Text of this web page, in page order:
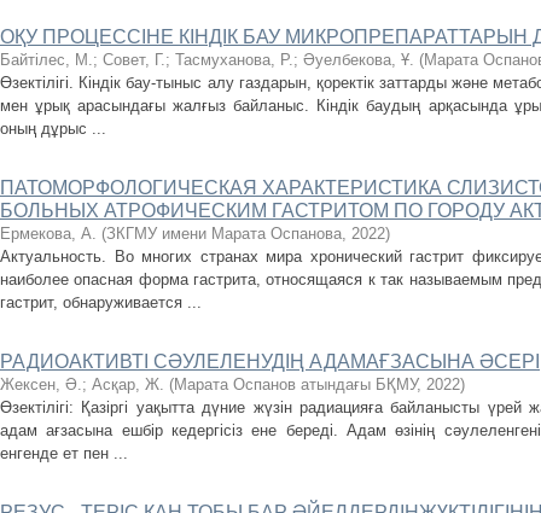
ОҚУ ПРОЦЕССІНЕ КІНДІК БАУ МИКРОПРЕПАРАТТАРЫН
Байтілеc, М.; Совет, Г.; Тасмуханова, Р.; Әуелбекова, Ұ. (Марата
Өзектілігі. Кіндік бау-тыныс алу газдарын, қоректік заттарды және
мен ұрық арасындағы жалғыз байланыс. Кіндік баудың арқасында
оның дұрыс ...
ПАТОМОРФОЛОГИЧЕСКАЯ ХАРАКТЕРИСТИКА
БОЛЬНЫХ АТРОФИЧЕСКИМ ГАСТРИТОМ ПО ГОРОДУ
Ермекова, А. (ЗКГМУ имени Марата Оспанова, 2022)
Актуальность. Во многих странах мира хронический гастрит
наиболее опасная форма гастрита, относящаяся к так называемым
гастрит, обнаруживается ...
РАДИОАКТИВТІ СӘУЛЕЛЕНУДІҢ АДАМАҒЗАСЫНА ӘСЕРІ
Жексен, Ә.; Асқар, Ж. (Марата Оспанов атындағы БҚМУ, 2022)
Өзектілігі: Қазіргі уақытта дүние жүзін радиацияға байланысты үрей
адам ағзасына ешбір кедергісіз ене береді. Адам өзінің
енгенде ет пен ...